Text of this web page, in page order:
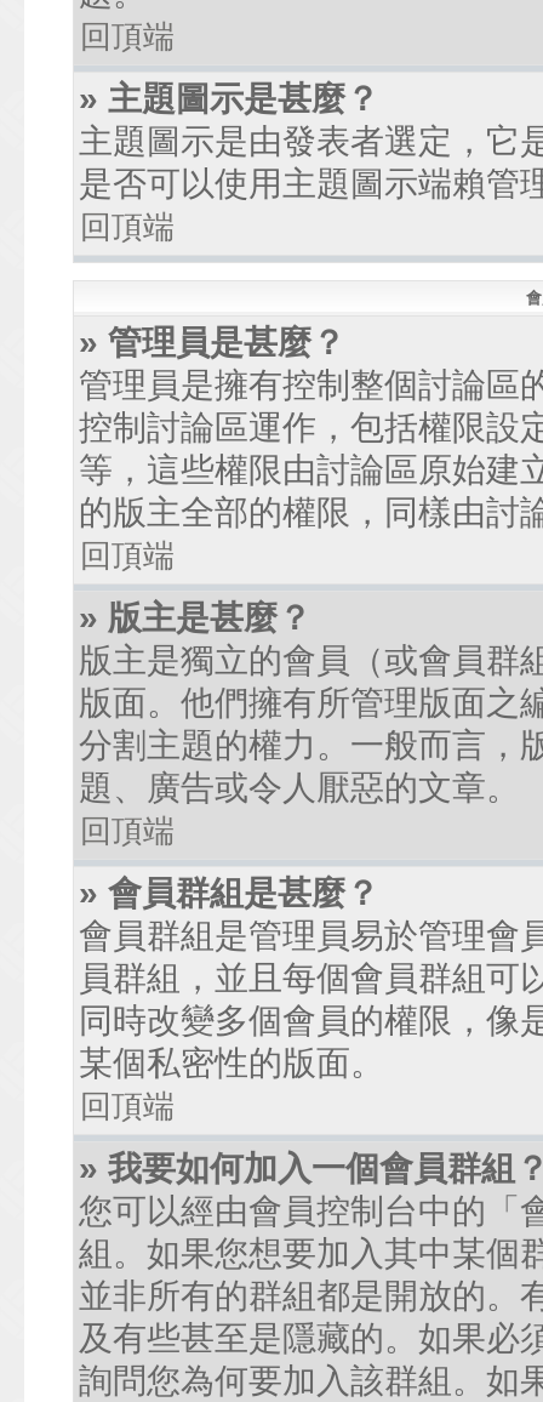
回頂端
» 主題圖示是甚麼？
主題圖示是由發表者選定，它
是否可以使用主題圖示端賴管
回頂端
» 管理員是甚麼？
管理員是擁有控制整個討論區
控制討論區運作，包括權限設
等，這些權限由討論區原始建
的版主全部的權限，同樣由討
回頂端
» 版主是甚麼？
版主是獨立的會員（或會員群
版面。他們擁有所管理版面之
分割主題的權力。一般而言，
題、廣告或令人厭惡的文章。
回頂端
» 會員群組是甚麼？
會員群組是管理員易於管理會
員群組，並且每個會員群組可
同時改變多個會員的權限，像
某個私密性的版面。
回頂端
» 我要如何加入一個會員群組
您可以經由會員控制台中的「
組。如果您想要加入其中某個
並非所有的群組都是開放的。
及有些甚至是隱藏的。如果必
詢問您為何要加入該群組。如